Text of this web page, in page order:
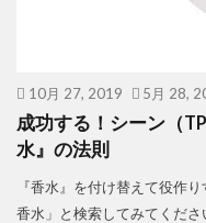
10月 27, 2019 5月 28,
成功する！シーン（
水』の法則
『香水』を付け替えて役作
香水」と検索してみてくだ